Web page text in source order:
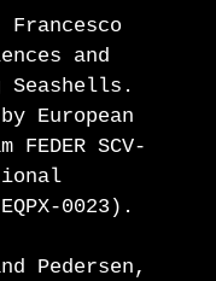
Francesco
and
Seashells.
European
SCV-
0023).
Pedersen,